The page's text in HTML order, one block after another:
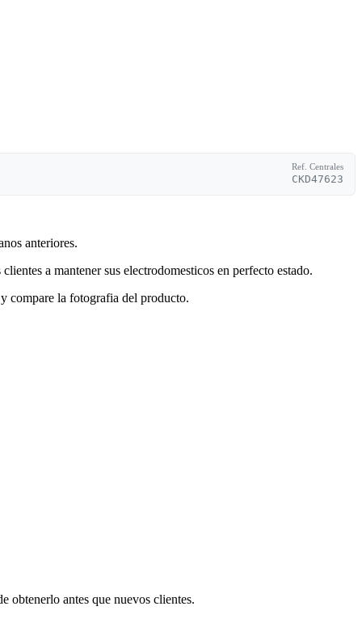
Ref. Centrales
CKD47623
anteriores.
a mantener sus electrodomesticos en perfecto estado.
compare la fotografia del producto.
obtenerlo antes que nuevos clientes.